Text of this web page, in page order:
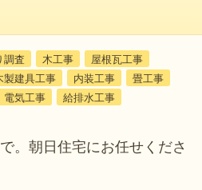
調査 木工事
屋根瓦工事
製建具工事 内装工事
畳工事
電気工事
給排水工事
。朝日住宅にお任せくださ